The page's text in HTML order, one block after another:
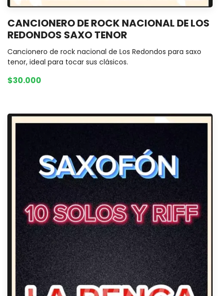
CANCIONERO DE ROCK NACIONAL DE LOS
REDONDOS SAXO TENOR
Cancionero de rock nacional de Los Redondos para saxo
tenor, ideal para tocar sus clásicos.
$30.000